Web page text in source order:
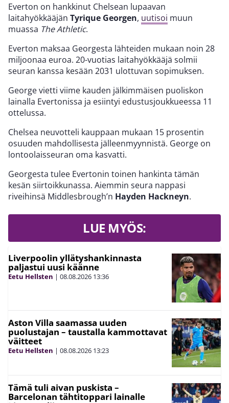
Everton on hankkinut Chelsean lupaavan
laitahyökkääjän Tyrique Georgen, uutisoi muun
muassa The Athletic.
Everton maksaa Georgesta lähteiden mukaan noin 28
miljoonaa euroa. 20-vuotias laitahyökkääjä solmii
seuran kanssa kesään 2031 ulottuvan sopimuksen.
George vietti viime kauden jälkimmäisen puoliskon
lainalla Evertonissa ja esiintyi edustusjoukkueessa 11
ottelussa.
Chelsea neuvotteli kauppaan mukaan 15 prosentin
osuuden mahdollisesta jälleenmyynnistä. George on
lontoolaisseuran oma kasvatti.
Georgesta tulee Evertonin toinen hankinta tämän
kesän siirtoikkunassa. Aiemmin seura nappasi
riveihinsä Middlesbrough’n Hayden Hackneyn.
LUE MYÖS:
Liverpoolin yllätyshankinnasta
paljastui uusi käänne
Eetu Hellsten | 08.08.2026 13:36
Aston Villa saamassa uuden
puolustajan – taustalla kammottavat
väitteet
Eetu Hellsten | 08.08.2026 13:23
Tämä tuli aivan puskista –
Barcelonan tähtitoppari lainalle